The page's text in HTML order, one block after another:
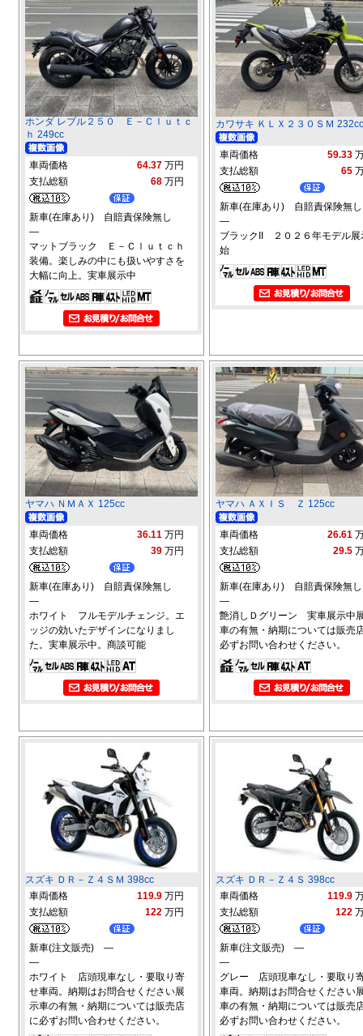
ホンダ レブル２５０ Ｅ－Ｃｌｕｔｃ
ｈ 249cc
車両価格 64.37 万円
支払総額
68 万円
新車(在庫あり) 自賠責保険無し
―
マットブラック Ｅ－Ｃｌｕｔｃｈ
装備。楽しみの中にも扱いやすさを
大幅に向上。実車展示中
カワサキ ＫＬＸ２３０ＳＭ 232cc
車両価格 59.33
支払総額
65
新車(在庫あり) 自賠責保険無し
―
ブラックII ２０２６年モデル展
始
ヤマハ ＮＭＡＸ 125cc
車両価格 36.11 万円
支払総額
39 万円
新車(在庫あり) 自賠責保険無し
―
ホワイト フルモデルチェンジ。エ
ッジの効いたデザインになりまし
た。実車展示中。商談可能
ヤマハ ＡＸＩＳ Ｚ 125cc
車両価格 26.61
支払総額
29.5
新車(在庫あり) 自賠責保険無し
―
艶消しＤグリーン 実車展示中
車の有無・納期については販売
必ずお問い合わせください。
スズキ ＤＲ－Ｚ４ＳＭ 398cc
車両価格
119.9 万円
支払総額
122 万円
新車(注文販売) ―
―
ホワイト 店頭現車なし・要取り寄
せ車両。納期はお問合せください展
示車の有無・納期については販売店
に必ずお問い合わせください。
スズキ ＤＲ－Ｚ４Ｓ 398cc
車両価格
119.9
支払総額
122
新車(注文販売) ―
―
グレー 店頭現車なし・要取り
車両。納期はお問合せください
車の有無・納期については販売
必ずお問い合わせください。